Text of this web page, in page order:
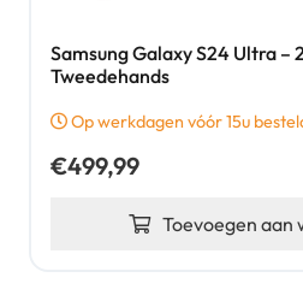
Samsung Galaxy S24 Ultra –
Tweedehands
Op werkdagen vóór 15u
€499,99
Toevoegen aan